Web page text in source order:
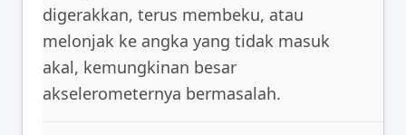
digerakkan, terus membeku, atau
melonjak ke angka yang tidak masuk
akal, kemungkinan besar
akselerometernya bermasalah.